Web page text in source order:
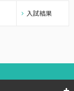
入試結果